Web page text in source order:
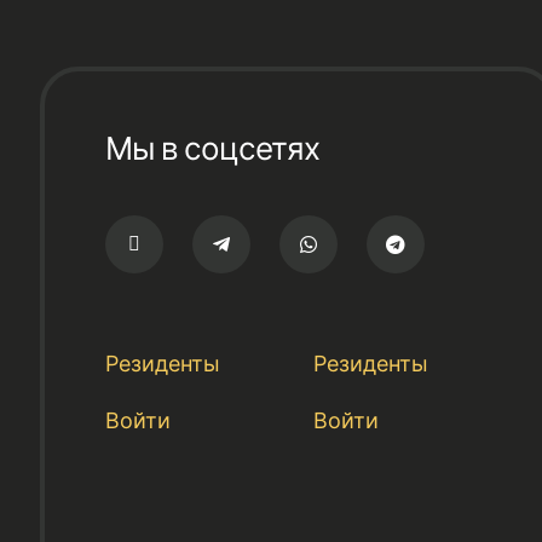
Мы в соцсетях
Резиденты
Войти
Резиденты
Войти